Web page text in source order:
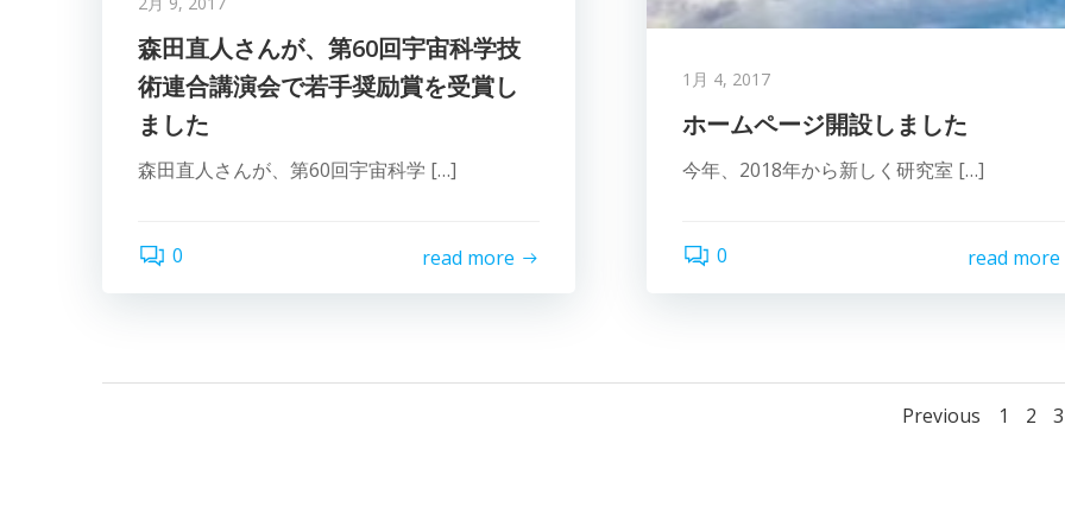
森田直人さんが、第60回宇宙科学技
術連合講演会で若手奨励賞を受賞し
ました
森田直人さんが、第60回宇宙科学 […]
0 read more
1月 4, 2017
ホームページ開設しました
今年、2018年から新しく研究室 […]
0 read more
Posts
Previous Page
1 Page
2 3